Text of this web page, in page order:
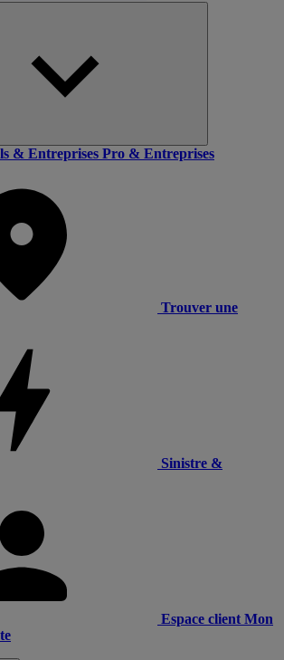
& Entreprises Pro & Entreprises
Trouver une
Sinistre &
Espace client Mon